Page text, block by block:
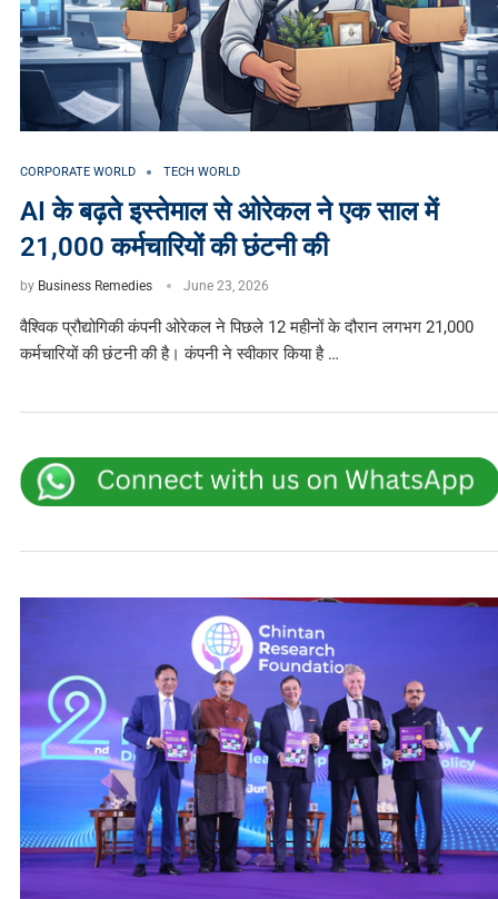
CORPORATE WORLD TECH WORLD
AI के बढ़ते इस्तेमाल से ओरेकल ने एक साल में
21,000 कर्मचारियों की छंटनी की
by Business Remedies June 23, 2026
वैश्विक प्रौद्योगिकी कंपनी ओरेकल ने पिछले 12 महीनों के दौरान लगभग 21,000
कर्मचारियों की छंटनी की है। कंपनी ने स्वीकार किया है …